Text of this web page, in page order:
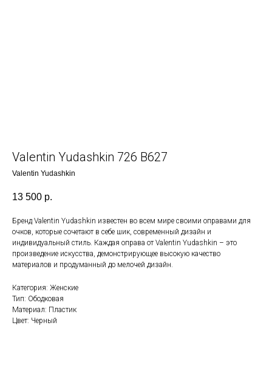
Valentin Yudashkin 726 В627
Valentin Yudashkin
13 500 р.
Бренд Valentin Yudashkin известен во всем мире своими оправами для
очков, которые сочетают в себе шик, современный дизайн и
индивидуальный стиль. Каждая оправа от Valentin Yudashkin – это
произведение искусства, демонстрирующее высокую качество
материалов и продуманный до мелочей дизайн.
Категория: Женские
Тип: Ободковая
Материал: Пластик
Цвет: Черный